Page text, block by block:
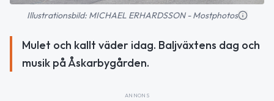
Illustrationsbild: MICHAEL ERHARDSSON - Mostphotos
Mulet och kallt väder idag. Baljväxtens dag och
musik på Åskarbygården.
ANNONS